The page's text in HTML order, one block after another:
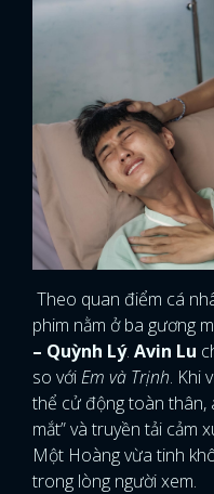
Theo quan điểm cá
phim nằm ở ba gương
– Quỳnh Lý. Avin Lu
so vớiEm và Trịnh. Khi
thể cử động toàn thân,
mắt” và truyền tải cảm
Một Hoàng vừa tinh
trong lòng người xem.